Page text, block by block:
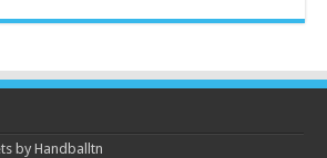
by Handballtn